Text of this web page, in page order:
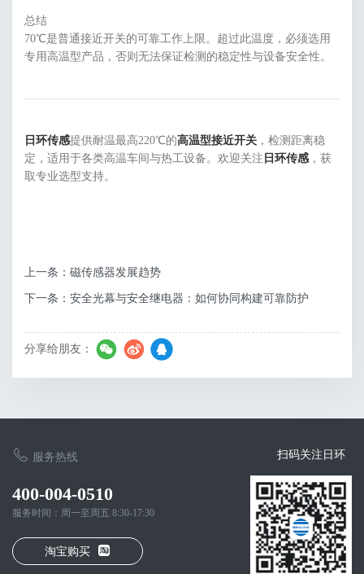
总结
70℃是普通接近开关的可靠工作上限。超过此温度，必须选用
专用高温型产品，否则无法保证检测的稳定性与设备安全性。
日环传感提供耐温最高220℃的高温型接近开关 ，检测距离稳
定，适用于各类高温车间与热工设备。欢迎关注 日环传感 ，获
取专业选型支持。
上一条：磁传感器发展趋势
下一条：安全光幕与安全继电器：如何协同构建可靠防护
分享给朋友：
服务热线
400-004-0510
服务时间：周一至周五 8:30-17:30
淘宝购买
扫码关注日环